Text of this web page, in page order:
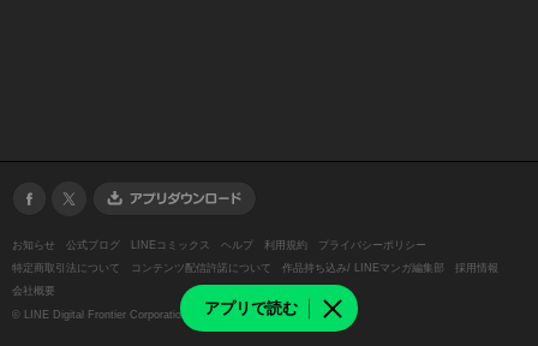
アプリで読む
お知らせ 公式ブログ LINEコミックス ヘルプ 利用規約
プライバシーポリシー
特定商取引法について
コンテンツ配信許諾について 作品持ち込み/ LINEマンガ編集部
採用情報
会社概要
© LINE Digital Frontier Corporation